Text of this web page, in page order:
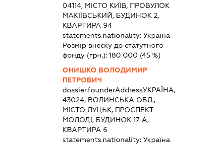
04114, МІСТО КИЇВ, ПРОВУЛОК
МАКІЇВСЬКИЙ, БУДИНОК 2,
КВАРТИРА 94
statements.nationality:Україна
Розмір внеску до статутного
фонду (грн.):180 000 (45 %)
ОНИШКО ВОЛОДИМИР
ПЕТРОВИЧ
dossier.founderAddressУКРАЇНА,
43024, ВОЛИНСЬКА ОБЛ.,
МІСТО ЛУЦЬК, ПРОСПЕКТ
МОЛОДІ, БУДИНОК 17 А,
КВАРТИРА 6
statements.nationality:Україна